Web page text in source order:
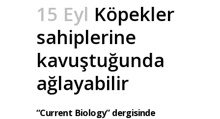
15 Eyl Köpekler
sahiplerine
kavuştuğunda
ağlayabilir
“Current Biology” dergisinde